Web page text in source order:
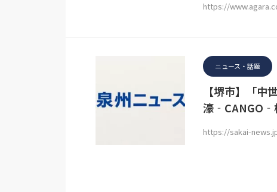
https://
ニュース・話題
【堺市】「
濠‐CANGO‐
https://sakai-